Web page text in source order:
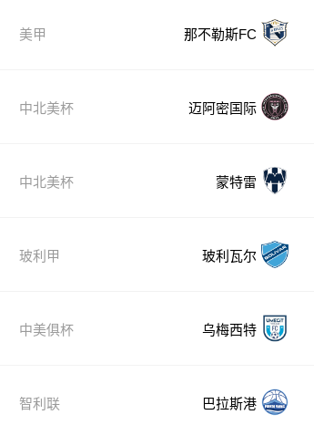
美甲 那不勒斯FC
中北美杯 迈阿密国际
中北美杯 蒙特雷
玻利甲 玻利瓦尔
中美俱杯 乌梅西特
智利联 巴拉斯港